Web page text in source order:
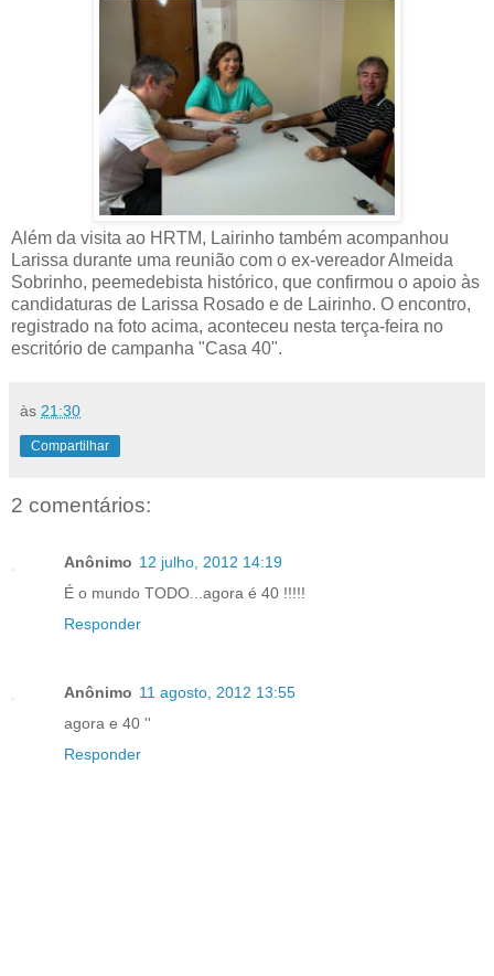
Além da visita ao HRTM, Lairinho também acompanhou
Larissa durante uma reunião com o ex-vereador Almeida
Sobrinho, peemedebista histórico, que confirmou o apoio às
candidaturas de Larissa Rosado e de Lairinho. O encontro,
registrado na foto acima, aconteceu nesta terça-feira no
escritório de campanha "Casa 40".
às 21:30
Compartilhar
2 comentários:
Anônimo 12 julho, 2012 14:19
É o mundo TODO...agora é 40 !!!!!
Responder
Anônimo 11 agosto, 2012 13:55
agora e 40 ''
Responder